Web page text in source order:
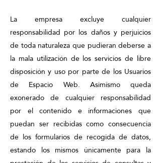
La empresa excluye cualquier
responsabilidad por los daños y perjuicios
de toda naturaleza que pudieran deberse a
la mala utilización de los servicios de libre
disposición y uso por parte de los Usuarios
de Espacio Web. Asimismo queda
exonerado de cualquier responsabilidad
por el contenido e informaciones que
puedan ser recibidas como consecuencia
de los formularios de recogida de datos,
estando los mismos únicamente para la